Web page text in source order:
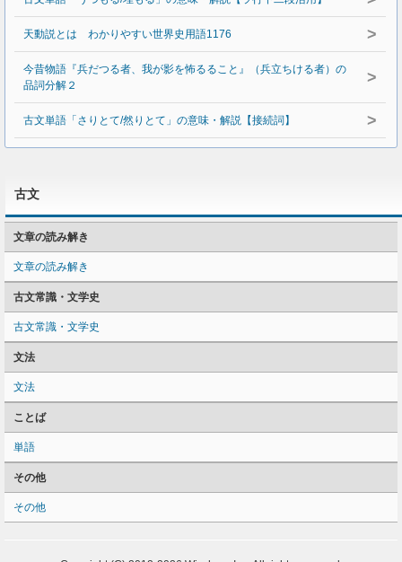
天動説とは わかりやすい世界史用語1176 >
今昔物語『兵だつる者、我が影を怖るること』（兵立ちける者）の
品詞分解２
>
古文単語「さりとて/然りとて」の意味・解説【接続詞】 >
古文
文章の読み解き
文章の読み解き
古文常識・文学史
古文常識・文学史
文法
文法
ことば
単語
その他
その他